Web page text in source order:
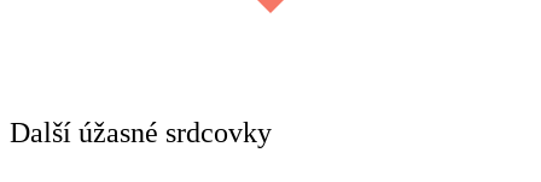
Další úžasné srdcovky